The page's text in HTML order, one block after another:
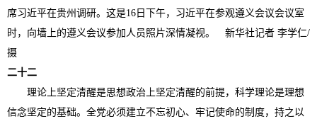
席习近平在贵州调研。这是16日下午，习近平在参观遵义会议会议室
时，向墙上的遵义会议参加人员照片深情凝视。 新华社记者 李学仁/
摄
二十二
理论上坚定清醒是思想政治上坚定清醒的前提，科学理论是理想
信念坚定的基础。全党必须建立不忘初心、牢记使命的制度，持之以